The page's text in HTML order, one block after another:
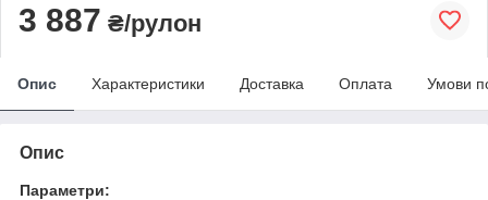
3 887 ₴/рулон
Опис Характеристики Доставка Оплата Умови
Опис
Параметри: